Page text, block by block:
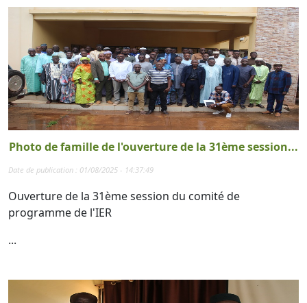
Photo de famille de l'ouverture de la 31ème session...
Date de publication : 01/08/2025 - 14:37:49
Ouverture de la 31ème session du comité de
programme de l'IER
...